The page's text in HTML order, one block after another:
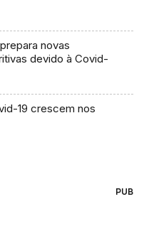
novas
devido à Covid-
19 crescem nos
PUB